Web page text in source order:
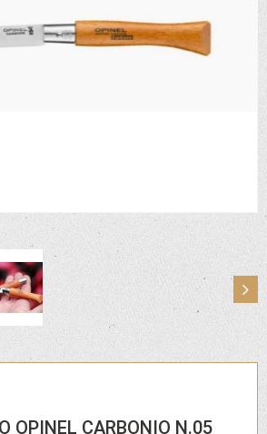
OPINEL CARBONIO N.05